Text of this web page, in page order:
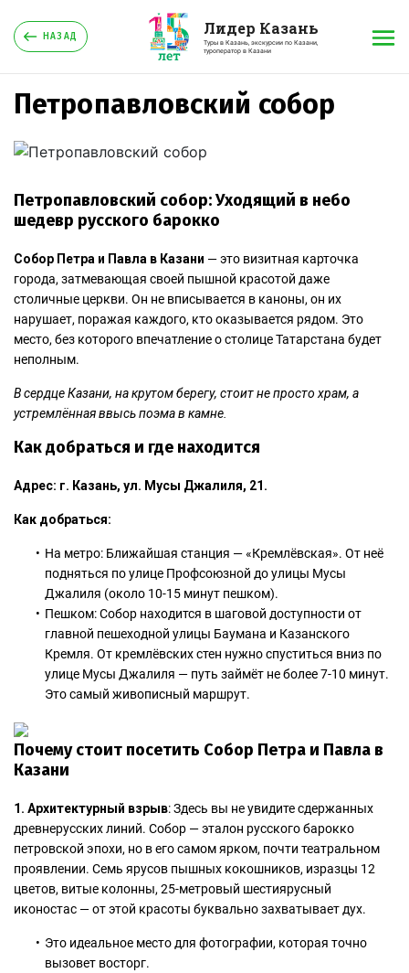
НАЗАД Лидер Казань
Туры в Казань, экскурсии по Казани,
туроператор в Казани
Петропавловский собор
Петропавловский собор: Уходящий в небо
шедевр русского барокко
Собор Петра и Павла в Казани — это визитная карточка
города, затмевающая своей пышной красотой даже
столичные церкви. Он не вписывается в каноны, он их
нарушает, поражая каждого, кто оказывается рядом. Это
место, без которого впечатление о столице Татарстана будет
неполным.
В сердце Казани, на крутом берегу, стоит не просто храм, а
устремлённая ввысь поэма в камне.
Как добраться и где находится
Адрес: г. Казань, ул. Мусы Джалиля, 21.
Как добраться:
На метро: Ближайшая станция — «Кремлёвская». От неё
подняться по улице Профсоюзной до улицы Мусы
Джалиля (около 10-15 минут пешком).
Пешком: Собор находится в шаговой доступности от
главной пешеходной улицы Баумана и Казанского
Кремля. От кремлёвских стен нужно спуститься вниз по
улице Мусы Джалиля — путь займёт не более 7-10 минут.
Это самый живописный маршрут.
Почему стоит посетить Собор Петра и Павла в
Казани
1. Архитектурный взрыв: Здесь вы не увидите сдержанных
древнерусских линий. Собор — эталон русского барокко
петровской эпохи, но в его самом ярком, почти театральном
проявлении. Семь ярусов пышных кокошников, изразцы 12
цветов, витые колонны, 25-метровый шестиярусный
иконостас — от этой красоты буквально захватывает дух.
Это идеальное место для фотографии, которая точно
вызовет восторг.